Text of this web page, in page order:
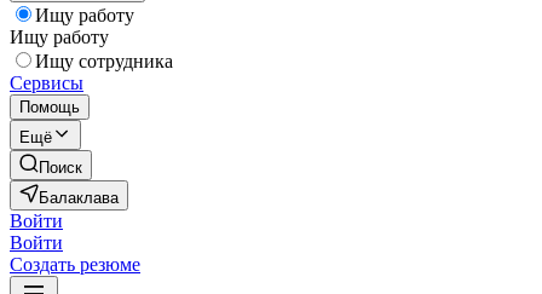
Ищу работу
Ищу работу
Ищу сотрудника
Сервисы
Помощь
Ещё
Поиск
Балаклава
Войти
Войти
Создать резюме